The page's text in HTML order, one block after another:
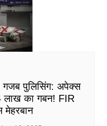
गजब पुलिसिंग: अपेक्स
का गबन! FIR
मेहरबान